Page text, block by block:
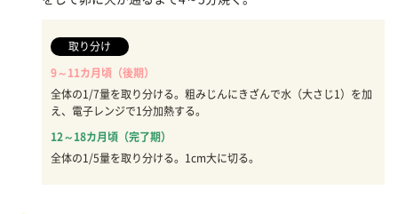
取り分け
9～11カ月頃（後期）
全体の1/7量を取り分ける。粗みじんにきざんで水（大さじ1）を加
え、電子レンジで1分加熱する。
12～18カ月頃（完了期）
全体の1/5量を取り分ける。1cm大に切る。